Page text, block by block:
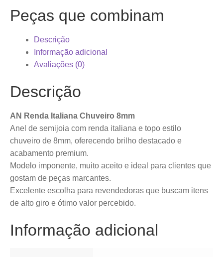
Peças que combinam
Descrição
Informação adicional
Avaliações (0)
Descrição
AN Renda Italiana Chuveiro 8mm
Anel de semijoia com renda italiana e topo estilo
chuveiro de 8mm, oferecendo brilho destacado e
acabamento premium.
Modelo imponente, muito aceito e ideal para clientes que
gostam de peças marcantes.
Excelente escolha para revendedoras que buscam itens
de alto giro e ótimo valor percebido.
Informação adicional